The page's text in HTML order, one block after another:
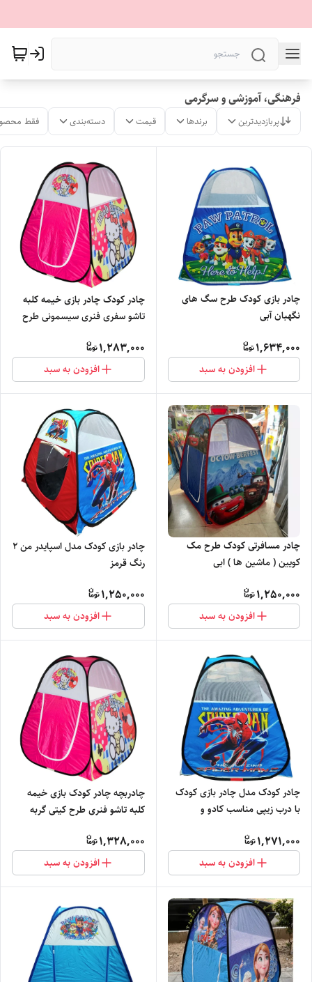
فرهنگی، آموزشی و سرگرمی
پربازدیدترین برندها قیمت دسته‌بندی فقط
چادر بازی کودک طرح سگ های
نگهبان آبی
1,634,000
افزودن به سبد
چادر کودک چادر بازی خیمه کلبه
تاشو سفری فنری سیسمونی طرح
1,283,000
افزودن به سبد
چادر مسافرتی کودک طرح مک
کویین ( ماشین ها ) ابی
1,250,000
افزودن به سبد
چادر بازی کودک مدل اسپایدر من 2
رنگ قرمز
1,250,000
افزودن به سبد
چادر کودک مدل چادر بازی کودک
با درب زیپی مناسب کادو و
1,271,000
افزودن به سبد
چادربچه چادر کودک بازی خیمه
کلبه تاشو فنری طرح کیتی گربه
1,328,000
افزودن به سبد